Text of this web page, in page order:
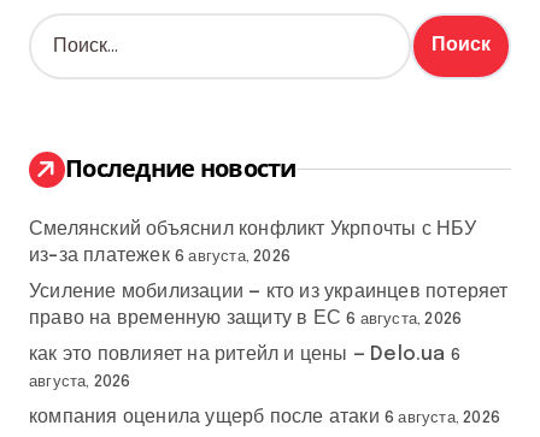
Н
а
:
Последние новости
Смелянский объяснил конфликт Укрпочты с НБУ
из-за платежек 6 августа, 2026
Усиление мобилизации — кто из украинцев потеряет
право на временную защиту в ЕС 6 августа, 2026
как это повлияет на ритейл и цены — Delo.ua 6
августа, 2026
компания оценила ущерб после атаки 6 августа, 2026